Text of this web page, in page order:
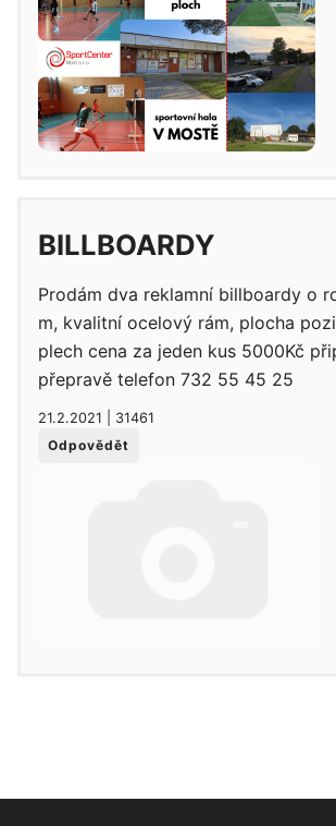
BILLBOARDY
Prodám dva reklamní billboardy o
m, kvalitní ocelový rám, plocha
plech cena za jeden kus 5000Kč
přepravě telefon 732 55 45 25
21.2.2021 | 31461
Odpovědět